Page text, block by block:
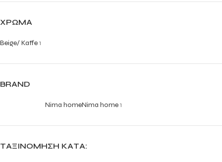
ΧΡΏΜΑ
Beige/ Kaffe1
BRAND
Nima homeNima home1
ΤΑΞΙΝΌΜΗΣΗ ΚΑΤΆ: